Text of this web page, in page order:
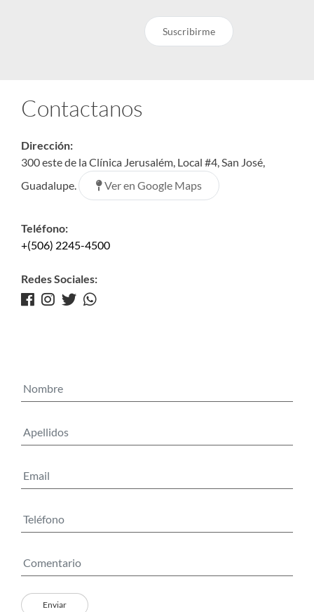
Suscribirme
Contactanos
Dirección:
300 este de la Clínica Jerusalém, Local #4, San José,
Guadalupe.
Ver en Google Maps
Teléfono:
+(506) 2245-4500
Redes Sociales: